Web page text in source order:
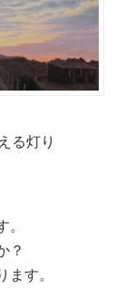
る灯り
？
す。